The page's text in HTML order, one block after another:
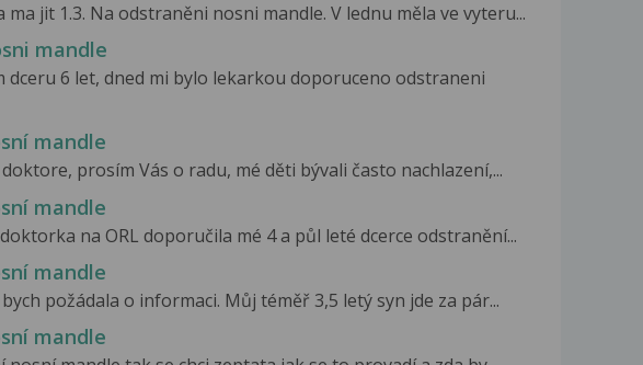
ma jit 1.3. Na odstraněni nosni mandle. V lednu měla ve vyteru...
mandle
dceru 6 let, dned mi bylo lekarkou doporuceno odstraneni
mandle
prosím Vás o radu, mé děti bývali často nachlazení,...
mandle
na ORL doporučila mé 4 a půl leté dcerce odstranění...
mandle
požádala o informaci. Můj téměř 3,5 letý syn jde za pár...
mandle